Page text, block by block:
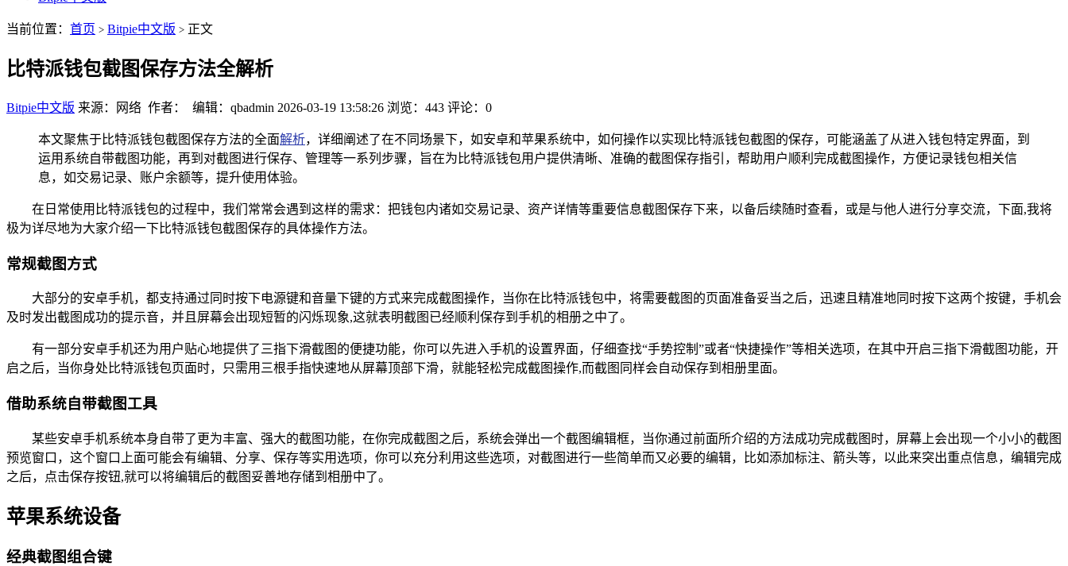
当前位置： 首页 > Bitpie中文版 > 正文
比特派钱包截图保存方法全解析
Bitpie中文版 来源：网络 作者： 编辑：qbadmin 2026-03-19 13:58:26 浏览：443 评论：0
本文聚焦于比特派钱包截图保存方法的全面解析，详细阐述了在不同场景下，如安卓和苹果系统中，如何操作以实现比特派钱包截图的保存，可能涵盖了从进入钱包特定界面，到
运用系统自带截图功能，再到对截图进行保存、管理等一系列步骤，旨在为比特派钱包用户提供清晰、准确的截图保存指引，帮助用户顺利完成截图操作，方便记录钱包相关信
息，如交易记录、账户余额等，提升使用体验。
在日常使用比特派钱包的过程中，我们常常会遇到这样的需求：把钱包内诸如交易记录、资产详情等重要信息截图保存下来，以备后续随时查看，或是与他人进行分享交流，下面,我将
极为详尽地为大家介绍一下比特派钱包截图保存的具体操作方法。
常规截图方式
大部分的安卓手机，都支持通过同时按下电源键和音量下键的方式来完成截图操作，当你在比特派钱包中，将需要截图的页面准备妥当之后，迅速且精准地同时按下这两个按键，手机会
及时发出截图成功的提示音，并且屏幕会出现短暂的闪烁现象,这就表明截图已经顺利保存到手机的相册之中了。
有一部分安卓手机还为用户贴心地提供了三指下滑截图的便捷功能，你可以先进入手机的设置界面，仔细查找“手势控制”或者“快捷操作”等相关选项，在其中开启三指下滑截图功能，开
启之后，当你身处比特派钱包页面时，只需用三根手指快速地从屏幕顶部下滑，就能轻松完成截图操作,而截图同样会自动保存到相册里面。
借助系统自带截图工具
某些安卓手机系统本身自带了更为丰富、强大的截图功能，在你完成截图之后，系统会弹出一个截图编辑框，当你通过前面所介绍的方法成功完成截图时，屏幕上会出现一个小小的截图
预览窗口，这个窗口上面可能会有编辑、分享、保存等实用选项，你可以充分利用这些选项，对截图进行一些简单而又必要的编辑，比如添加标注、箭头等，以此来突出重点信息，编辑完成
之后，点击保存按钮,就可以将编辑后的截图妥善地存储到相册中了。
苹果系统设备
经典截图组合键